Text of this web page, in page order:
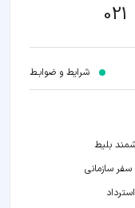
شرایط و ضوابـط
بلیط
سازمانی